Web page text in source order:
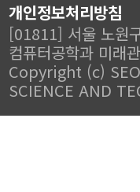
개인정보처리방침
[01811] 서울 노원
컴퓨터공학과 미래
Copyright (c)
SCIENCE AND